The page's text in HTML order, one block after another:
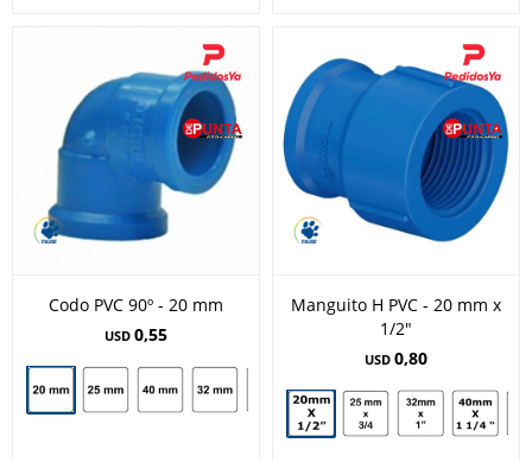
Codo PVC 90º - 20 mm
USD 0,55
Manguito H PVC - 20 mm x
1/2"
USD 0,80